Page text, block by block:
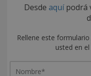
Desde aquípodrá
Rellene este
usted en